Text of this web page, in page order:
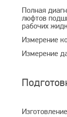
Полная
люфтов
рабочих
Измерение
Измерение